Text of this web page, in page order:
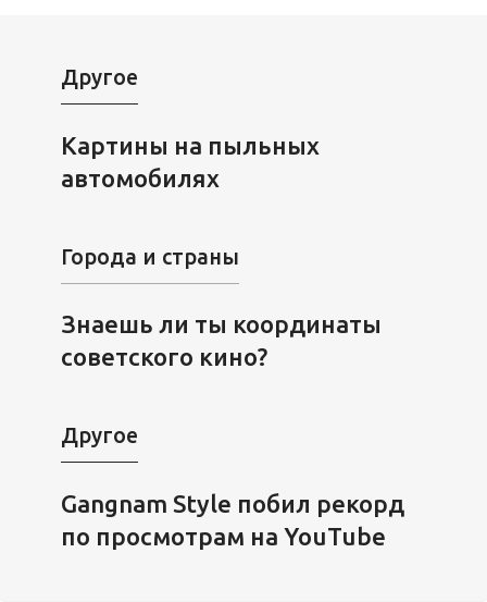
Другое
Картины на пыльных
автомобилях
Города и страны
Знаешь ли ты координаты
советского кино?
Другое
Gangnam Style побил рекорд
по просмотрам на YouTube